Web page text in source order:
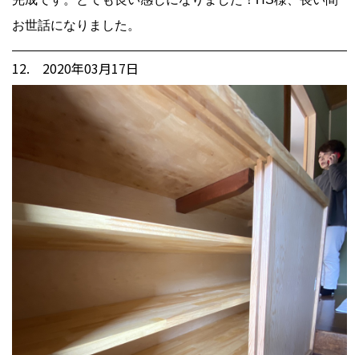
お世話になりました。
12. 2020年03月17日